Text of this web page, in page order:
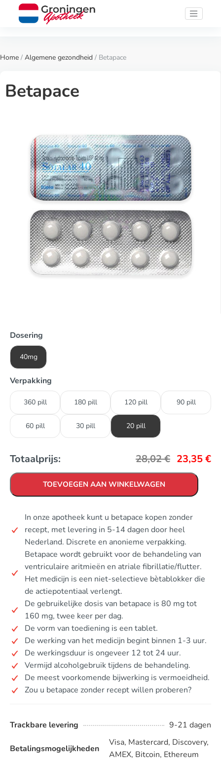
Home / Algemene gezondheid / Betapace
Betapace
Dosering
40mg
Verpakking
360 pill 180 pill 120 pill 90 pill
60 pill 30 pill 20 pill
Totaalprijs: 28,02€ 23,35€
TOEVOEGEN AAN WINKELWAGEN
In onze apotheek kunt u betapace kopen zonder
recept, met levering in 5-14 dagen door heel
Nederland. Discrete en anonieme verpakking.
Betapace wordt gebruikt voor de behandeling van
ventriculaire aritmieën en atriale fibrillatie/flutter.
Het medicijn is een niet-selectieve bètablokker die
de actiepotentiaal verlengt.
De gebruikelijke dosis van betapace is 80 mg tot
160 mg, twee keer per dag.
De vorm van toediening is een tablet.
De werking van het medicijn begint binnen 1-3 uur.
De werkingsduur is ongeveer 12 tot 24 uur.
Vermijd alcoholgebruik tijdens de behandeling.
De meest voorkomende bijwerking is vermoeidheid.
Zou u betapace zonder recept willen proberen?
Trackbare levering 9-21 dagen
Betalingsmogelijkheden
Visa, Mastercard, Discovery,
AMEX, Bitcoin, Ethereum